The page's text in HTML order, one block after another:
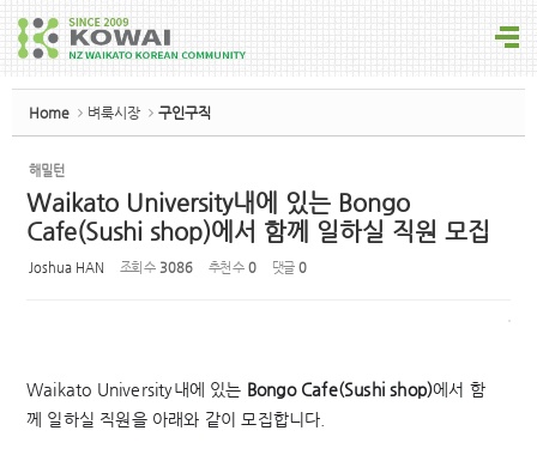
Home 벼룩시장 구인구직
해밀턴
Waikato University내에 있는 Bongo
Cafe(Sushi shop)에서 함께 일하실 직원 모집
Joshua HAN 조회 수 3086 추천 수 0 댓글 0
Waikato University내에 있는 Bongo Cafe(Sushi shop)에서 함
께 일하실 직원을 아래와 같이 모집합니다